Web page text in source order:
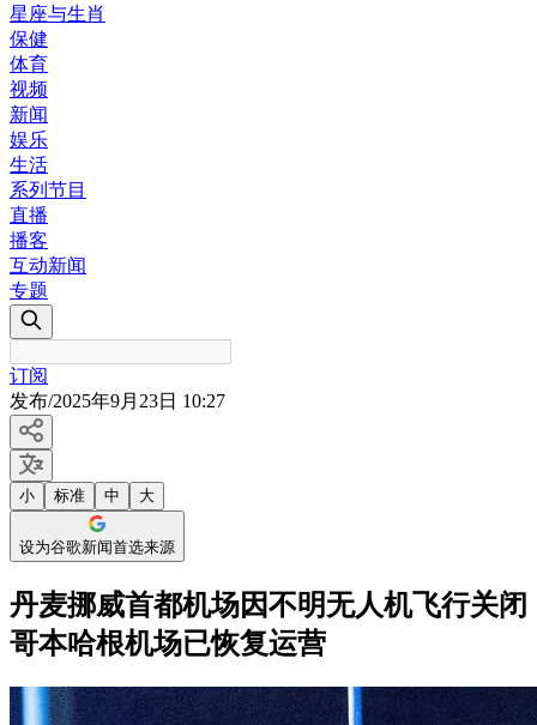
星座与生肖
保健
体育
视频
新闻
娱乐
生活
系列节目
直播
播客
互动新闻
专题
订阅
发布/2025年9月23日 10:27
小 标准 中 大
设为谷歌新闻首选来源
丹麦挪威首都机场因不明无人机飞行关闭
哥本哈根机场已恢复运营